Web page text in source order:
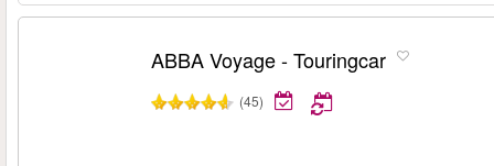
ABBA Voyage - Touringcar
(45)